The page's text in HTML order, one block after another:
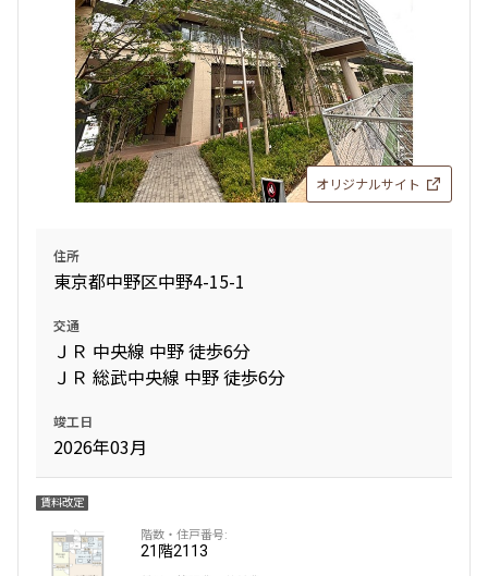
440,000円20,000円
1.0ヶ月 1.0ヶ月
3LD･K+2WIC+SIC68.76㎡
新築 三井の賃貸 タワー
お問合せ 追加
13階１３２４
1.0ヶ月 1.0ヶ月
オリジナルサイト
住所
東京都中野区中野4-15-1
交通
ＪＲ 中央線 中野 徒歩6分
ＪＲ 総武中央線 中野 徒歩6分
竣工日
2026年03月
賃料改定
21階2113